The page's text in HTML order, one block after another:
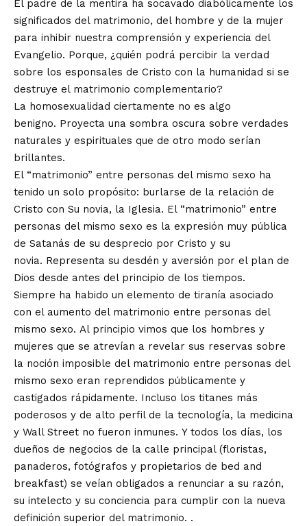
El padre de la mentira ha socavado diabólicamente los
significados del matrimonio, del hombre y de la mujer
para inhibir nuestra comprensión y experiencia del
Evangelio. Porque, ¿quién podrá percibir la verdad
sobre los esponsales de Cristo con la humanidad si se
destruye el matrimonio complementario?
La homosexualidad ciertamente no es algo
benigno. Proyecta una sombra oscura sobre verdades
naturales y espirituales que de otro modo serían
brillantes.
El “matrimonio” entre personas del mismo sexo ha
tenido un solo propósito: burlarse de la relación de
Cristo con Su novia, la Iglesia. El “matrimonio” entre
personas del mismo sexo es la expresión muy pública
de Satanás de su desprecio por Cristo y su
novia. Representa su desdén y aversión por el plan de
Dios desde antes del principio de los tiempos.
Siempre ha habido un elemento de tiranía asociado
con el aumento del matrimonio entre personas del
mismo sexo. Al principio vimos que los hombres y
mujeres que se atrevían a revelar sus reservas sobre
la noción imposible del matrimonio entre personas del
mismo sexo eran reprendidos públicamente y
castigados rápidamente. Incluso los titanes más
poderosos y de alto perfil de la tecnología, la medicina
y Wall Street no fueron inmunes. Y todos los días, los
dueños de negocios de la calle principal (floristas,
panaderos, fotógrafos y propietarios de bed and
breakfast) se veían obligados a renunciar a su razón,
su intelecto y su conciencia para cumplir con la nueva
definición superior del matrimonio. .